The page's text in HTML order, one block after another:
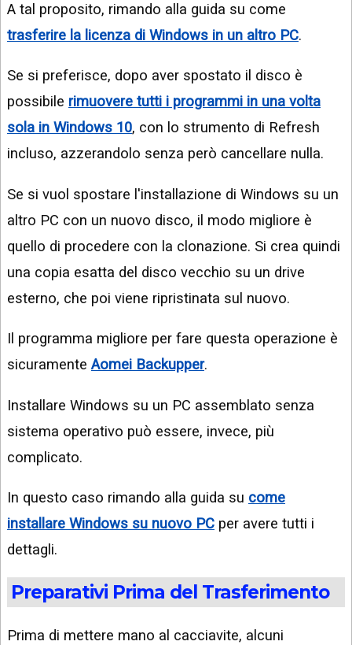
A tal proposito, rimando alla guida su come
trasferire la licenza di Windows in un altro PC.
Se si preferisce, dopo aver spostato il disco è
possibile rimuovere tutti i programmi in una volta
sola in Windows 10, con lo strumento di Refresh
incluso, azzerandolo senza però cancellare nulla.
Se si vuol spostare l'installazione di Windows su un
altro PC con un nuovo disco, il modo migliore è
quello di procedere con la clonazione. Si crea quindi
una copia esatta del disco vecchio su un drive
esterno, che poi viene ripristinata sul nuovo.
Il programma migliore per fare questa operazione è
sicuramente Aomei Backupper.
Installare Windows su un PC assemblato senza
sistema operativo può essere, invece, più
complicato.
In questo caso rimando alla guida su come
installare Windows su nuovo PC per avere tutti i
dettagli.
Preparativi Prima del Trasferimento
Prima di mettere mano al cacciavite, alcuni